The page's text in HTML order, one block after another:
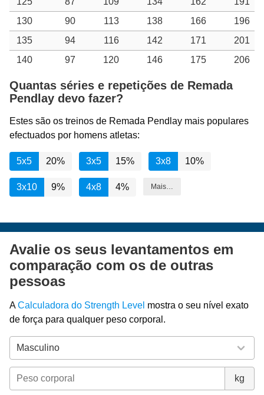
130
90 113 138 166
196
135
94 116 142 171
201
140
97 120 146 175 206
Quantas séries e repetições de Remada
Pendlay devo fazer?
Estes são os treinos de Remada Pendlay mais populares
efectuados por homens atletas:
5x5 20% 3x5 15% 3x8 10%
3x10 9% 4x8 4% Mais…
Avalie os seus levantamentos em
comparação com os de outras
pessoas
ACalculadora do Strength Level mostra o seu nível exato
de força para qualquer peso corporal.
kg